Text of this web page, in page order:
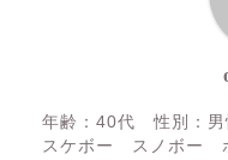
年齢：40代 性別：男
スケボー スノボー